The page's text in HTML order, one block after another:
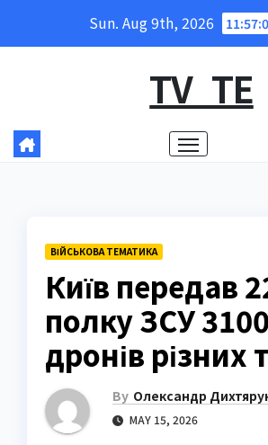
Sun. Aug 9th, 2026
TV_TE
ВІЙСЬКОВА ТЕМАТИКА
Київ передав
полку ЗСУ 3100
дронів різних
By Олександр
MAY 15, 2026